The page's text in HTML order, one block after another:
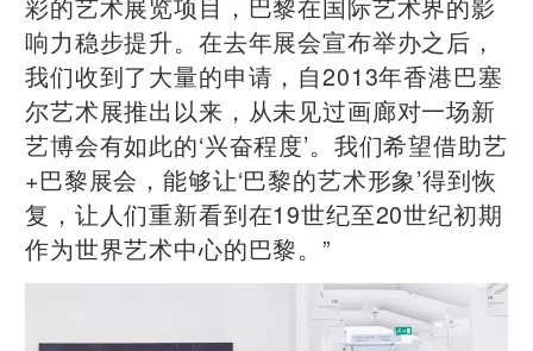
响力稳步提升。在去年展会宣布举办之后，
我们收到了大量的申请，自2013年香港巴塞
尔艺术展推出以来，从未见过画廊对一场新
艺博会有如此的‘兴奋程度’。我们希望借助艺
+巴黎展会，能够让‘巴黎的艺术形象’得到恢
复，让人们重新看到在19世纪至20世纪初期
作为世界艺术中心的巴黎。”